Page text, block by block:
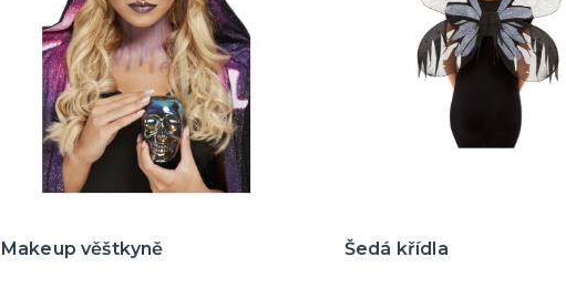
Makeup věštkyně Šedá křídla